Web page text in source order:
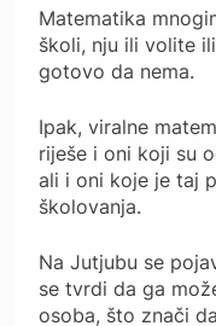
Matematika
školi, nju ili volite
gotovo da nema.
Ipak, viralne
riješe i oni koji su
ali i oni koje je taj
školovanja.
Na Jutjubu se
se tvrdi da ga
osoba, što znači